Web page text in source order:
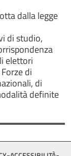
dalla legge
di studio,
elettori
di
di
definite